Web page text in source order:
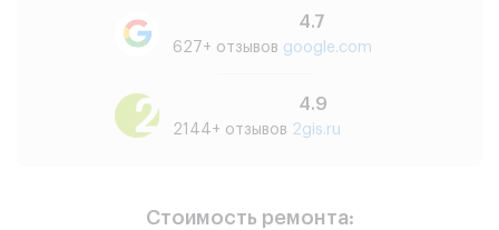
4.7
627+ отзывов google.com
4.9
2144+ отзывов 2gis.ru
Стоимость ремонта: